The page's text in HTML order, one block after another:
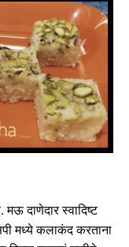
.मऊ दाणेदार स्वादिष्ट
मध्ये कलाकंद करताना